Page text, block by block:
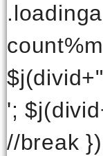
';
//break